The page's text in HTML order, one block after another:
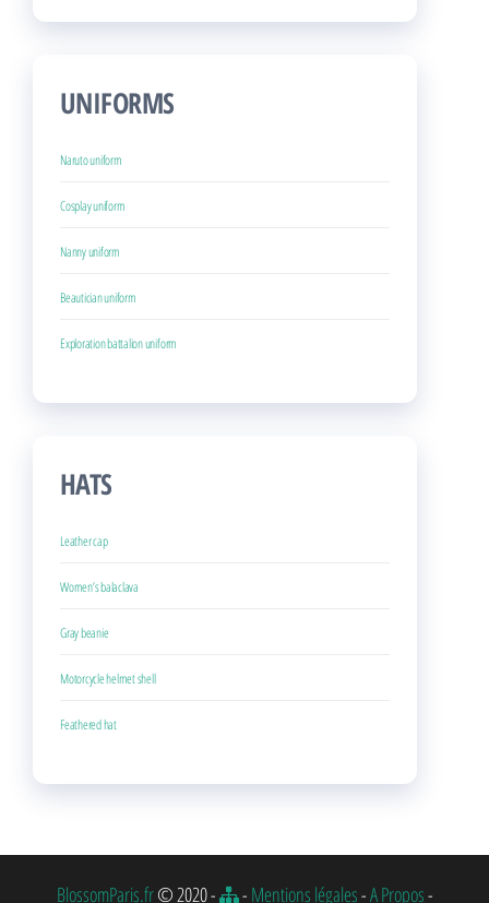
UNIFORMS
Naruto uniform
Cosplay uniform
Nanny uniform
Beautician uniform
Exploration battalion uniform
HATS
Leather cap
Women’s balaclava
Gray beanie
Motorcycle helmet shell
Feathered hat
BlossomParis.fr© 2020 - - Mentions légales-A Propos-